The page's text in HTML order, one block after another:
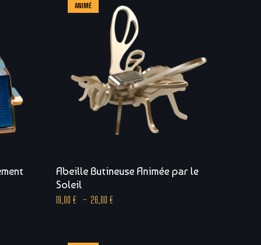
ANIMÉ
Abeille Butineuse Animée par le
Soleil
19,00 € – 26,00 €